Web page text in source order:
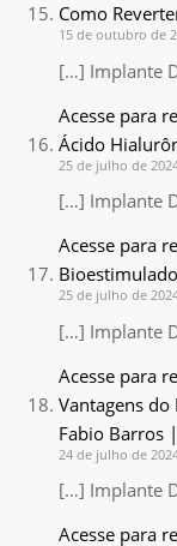
Como
15 de outubro de
[…] Implante
Acesse para
Ácido
25 de julho de
[…] Implante
Acesse para
25 de julho de
[…] Implante
Acesse para
Vantagens
Fabio Barros
24 de julho de
[…] Implante
Acesse para